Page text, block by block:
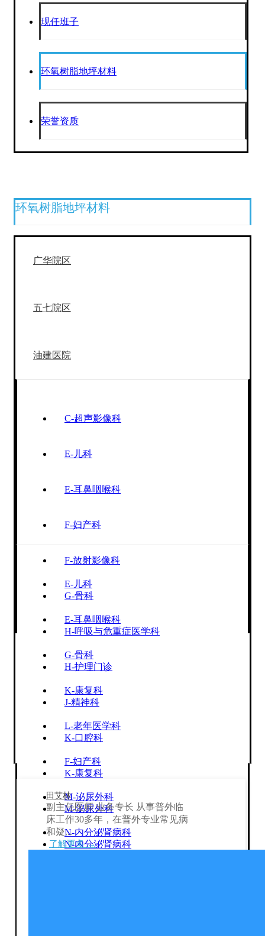
现任班子
环氧树脂地坪材料
荣誉资质
环氧树脂地坪材料
广华院区
五七院区
油建医院
C-超声影像科
E-儿科
E-耳鼻咽喉科
F-妇产科
F-放射影像科
G-骨科
H-呼吸与危重症医学科
H-护理门诊
J-精神科
K-口腔科
K-康复科
M-泌尿外科
N-内分泌肾病科
E-儿科
E-耳鼻咽喉科
G-骨科
K-康复科
L-老年医学科
F-妇产科
M-泌尿外科
N-内分泌肾病科
田艾林
副主任医师 业务专长 从事普外临
床工作30多年，在普外专业常见病
和疑...
了解更多 →